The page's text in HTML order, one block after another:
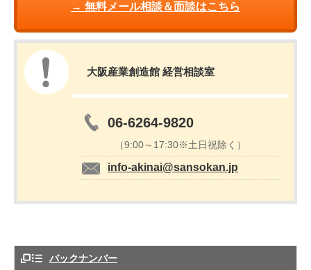
→ 無料メール相談＆面談はこちら
大阪産業創造館 経営相談室
06-6264-9820
（9:00～17:30※土日祝除く）
info-akinai@sansokan.jp
バックナンバー